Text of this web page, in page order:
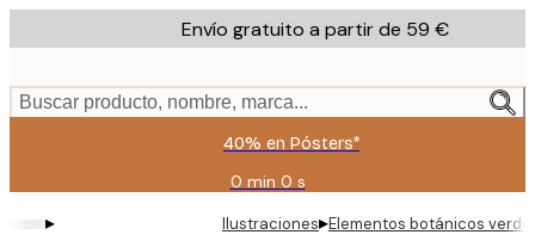
to
content.
Envío gratuito a partir de 59 €
Buscar producto, nombre, marca...
40% en Pósters*
0 min 0 s
Válido
hasta:
2026-
▸ Ilustraciones▸Elementos botánicos